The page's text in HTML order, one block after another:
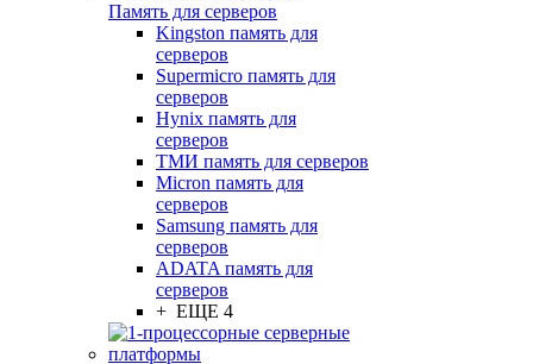
Память для серверов
Kingston память для
серверов
Supermicro память для
серверов
Hynix память для
серверов
ТМИ память для серверов
Micron память для
серверов
Samsung память для
серверов
ADATA память для
серверов
+ ЕЩЕ 4